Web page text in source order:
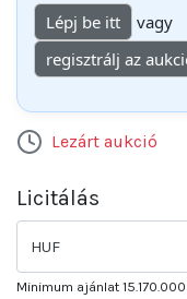
Lépj be itt
vagy
regisztrálj az
Lezárt aukció
Licitálás
HUF
Minimum ajánlat